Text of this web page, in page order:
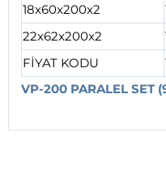
18x60x200x2
22x62x200x2
FİYAT KODU
VP-200 PARALEL SET